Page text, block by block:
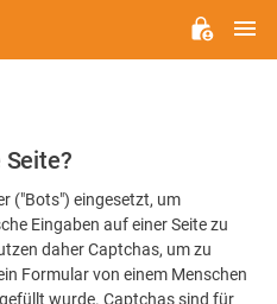
("Bots") eingesetzt, um
Eingaben auf einer Seite zu
daher Captchas, um zu
Formular von einem Menschen
wurde. Captchas sind für